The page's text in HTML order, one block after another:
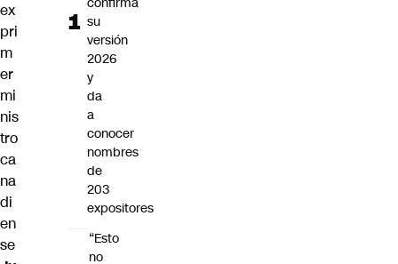
ex
pri
m
er
mi
nis
tro
ca
na
di
en
se
su
versión
2026
y
da
a
conocer
nombres
de
203
expositores
“Esto
no